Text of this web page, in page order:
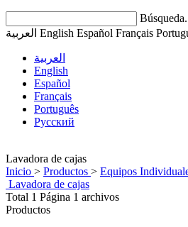
English Español Français
العربية
English
Español
Français
Português
Pусский
Lavadora de cajas
Inicio > Productos > Equipos
Lavadora de cajas
Total 1 Página 1 archivos
Productos